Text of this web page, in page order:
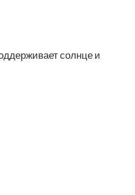
солн­це и